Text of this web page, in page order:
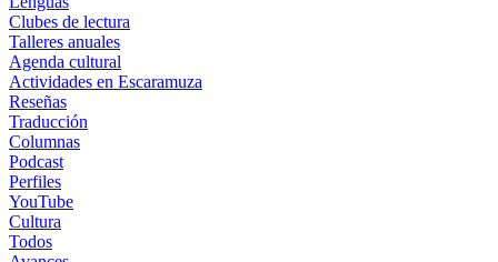
Clubes de lectura
Talleres anuales
Agenda cultural
Actividades en Escaramuza
Reseñas
Traducción
Columnas
Podcast
Perfiles
YouTube
Cultura
Todos